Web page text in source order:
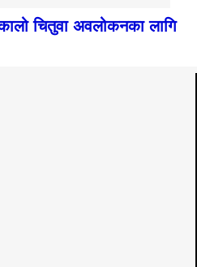
चितुवा अवलोकनका लागि